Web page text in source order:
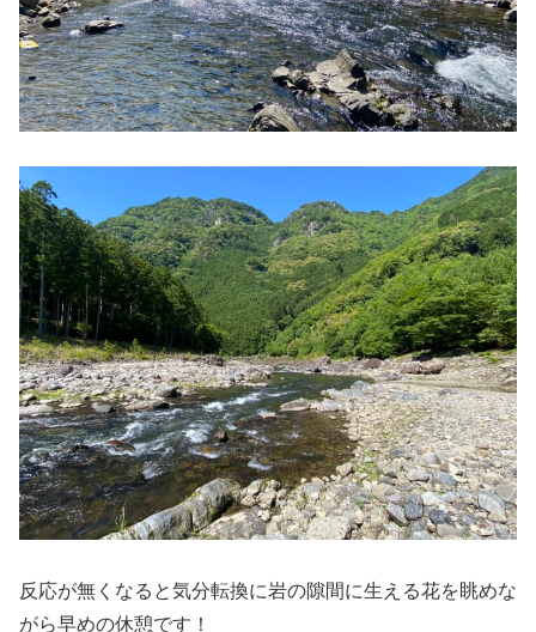
反応が無くなると気分転換に岩の隙間に生える花を眺めな
がら早めの休憩です！